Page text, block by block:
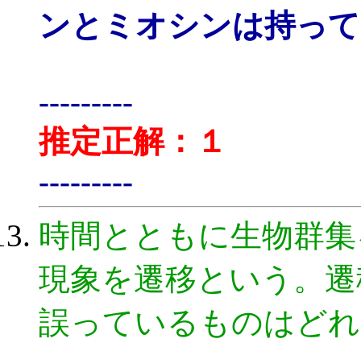
ンとミオシンは持っ
---------
推定正解：１
---------
時間とともに生物群
現象を遷移という。
誤っているものはど